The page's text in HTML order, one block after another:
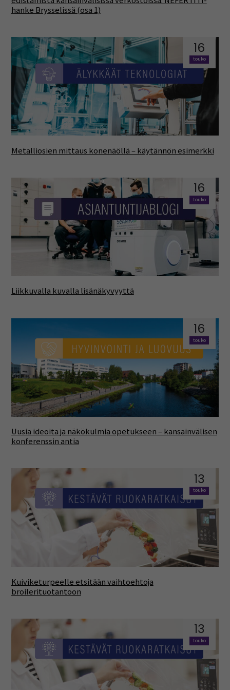
hanke Brysselissä (osa 1)
16
touko
Metalliosien mittaus konenäöllä – käytännön esimerkki
16
touko
Liikkuvalla kuvalla lisänäkyvyyttä
16
touko
Uusia ideoita ja näkökulmia opetukseen – kansainvälisen
konferenssin antia
13
touko
Kuiviketurpeelle etsitään vaihtoehtoja
broilerituotantoon
13
touko